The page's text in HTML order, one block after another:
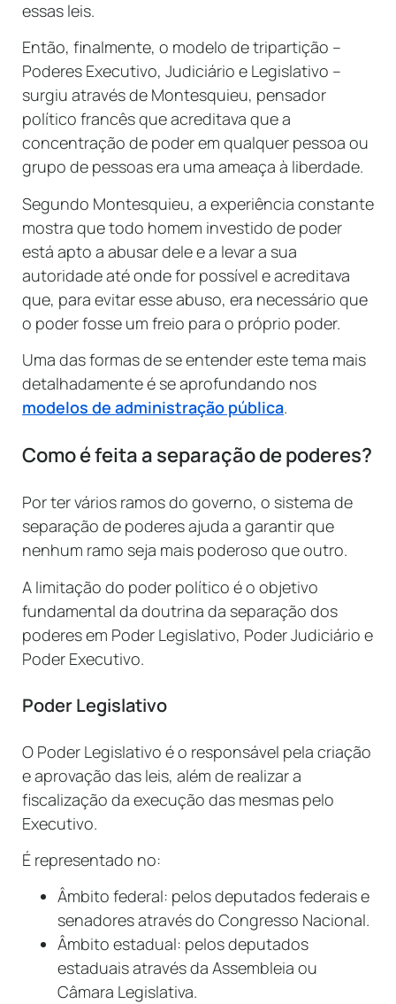
essas leis.
Então, finalmente, o modelo de tripartição –
Poderes Executivo, Judiciário e Legislativo –
surgiu através de Montesquieu, pensador
político francês que acreditava que a
concentração de poder em qualquer pessoa ou
grupo de pessoas era uma ameaça à liberdade.
Segundo Montesquieu, a experiência constante
mostra que todo homem investido de poder
está apto a abusar dele e a levar a sua
autoridade até onde for possível e acreditava
que, para evitar esse abuso, era necessário que
o poder fosse um freio para o próprio poder.
Uma das formas de se entender este tema mais
detalhadamente é se aprofundando nos
modelos de administração pública.
Como é feita a separação de poderes?
Por ter vários ramos do governo, o sistema de
separação de poderes ajuda a garantir que
nenhum ramo seja mais poderoso que outro.
A limitação do poder político é o objetivo
fundamental da doutrina da separação dos
poderes em Poder Legislativo, Poder Judiciário e
Poder Executivo.
Poder Legislativo
O Poder Legislativo é o responsável pela criação
e aprovação das leis, além de realizar a
fiscalização da execução das mesmas pelo
Executivo.
É representado no:
Âmbito federal: pelos deputados federais e
senadores através do Congresso Nacional.
Âmbito estadual: pelos deputados
estaduais através da Assembleia ou
Câmara Legislativa.